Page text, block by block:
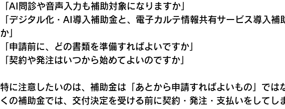
「AI問診や音声入力も補助対象になりますか」
「デジタル化・AI導入補助金と、電子カルテ情報共有サービス導入補
か」
「申請前に、どの書類を準備すればよいですか」
「契約や発注はいつから始めてよいのですか」
特に注意したいのは、補助金は「あとから申請すればよいもの」では
くの補助金では、交付決定を受ける前に契約・発注・支払いをしてし